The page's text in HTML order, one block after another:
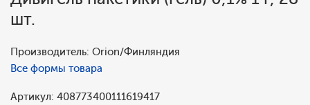
шт.
Производитель: Orion/Финляндия
Все формы товара
Артикул: 408773400111619417